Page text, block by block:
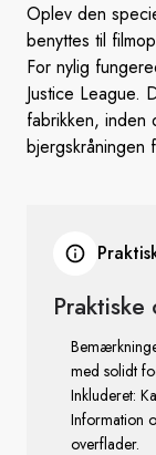
Oplev den
benyttes til
For nylig
Justice League.
fabrikken, inden
bjergskråningen
Praktiske
med solidt
Inkluderet:
Information
overflader.